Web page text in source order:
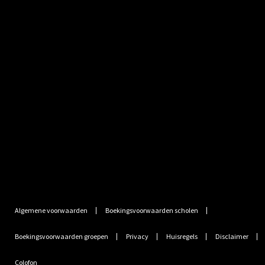
Algemene voorwaarden Boekingsvoorwaarden scholen
Boekingsvoorwaarden groepen Privacy Huisregels Disclaimer
Colofon